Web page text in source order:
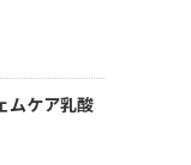
ムケア乳酸